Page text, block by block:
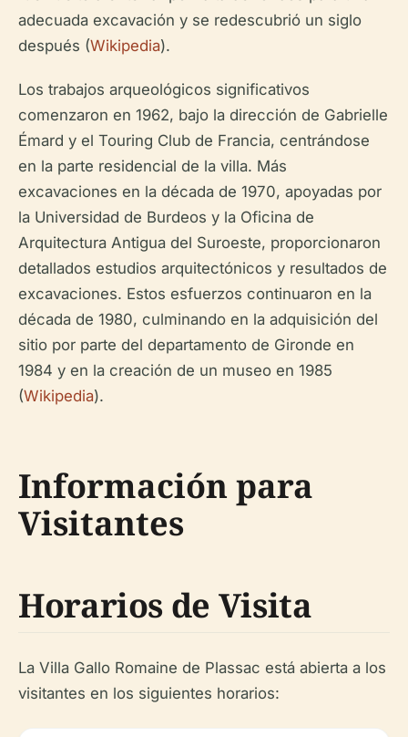
adecuada excavación y se redescubrió un siglo
después (Wikipedia).
Los trabajos arqueológicos significativos
comenzaron en 1962, bajo la dirección de Gabrielle
Émard y el Touring Club de Francia, centrándose
en la parte residencial de la villa. Más
excavaciones en la década de 1970, apoyadas por
la Universidad de Burdeos y la Oficina de
Arquitectura Antigua del Suroeste, proporcionaron
detallados estudios arquitectónicos y resultados de
excavaciones. Estos esfuerzos continuaron en la
década de 1980, culminando en la adquisición del
sitio por parte del departamento de Gironde en
1984 y en la creación de un museo en 1985
(Wikipedia).
Información para
Visitantes
Horarios de Visita
La Villa Gallo Romaine de Plassac está abierta a los
visitantes en los siguientes horarios: